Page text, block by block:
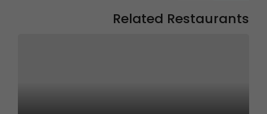
Related Restaurants